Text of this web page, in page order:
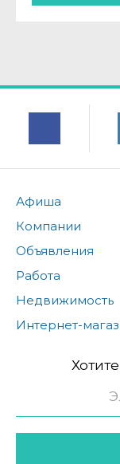
Афиша
Компании
Объявления
Работа
Недвижимость
Интернет-